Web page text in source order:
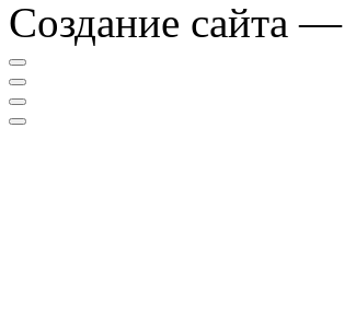
Создание сайта —